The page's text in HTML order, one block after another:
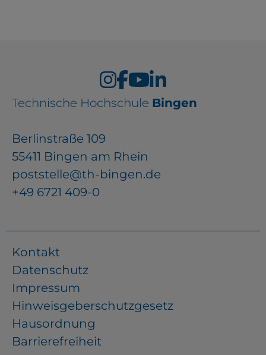
Technische Hochschule Bingen
Berlinstraße 109
55411 Bingen am Rhein
poststelle@th-bingen.de
+49 6721 409-0
Kontakt
Datenschutz
Impressum
Hinweisgeberschutzgesetz
Hausordnung
Barrierefreiheit